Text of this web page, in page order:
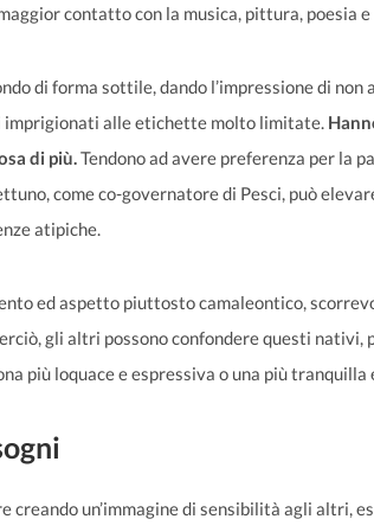
contatto con la musica, pittura, poesia
di forma sottile, dando l’impressione di
imprigionati alle etichette molto limitate.
di più.Tendono ad avere preferenza per la
come co-governatore di Pesci, può
atipiche.
ed aspetto piuttosto camaleontico,
gli altri possono confondere questi nativi,
più loquace e espressiva o una più
creando un’immagine di sensibilità agli altri,